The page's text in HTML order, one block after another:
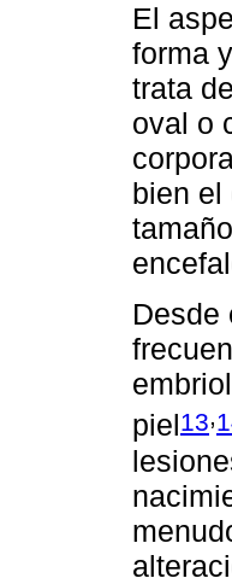
El
forma
trata
oval o
bien el
Desde
piel13,